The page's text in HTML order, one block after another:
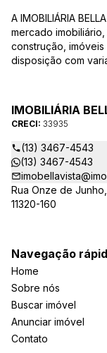
A IMOBILIÁRIA
mercado
construção,
disposição com
ao CRECI-EE –
todas as suas
salas comerciais e
IMOBILIÁRIA
CRECI: 33935
(13) 3467-4543
(13) 3467-4543
Rua Onze de
11320-160
Navegação
Home
Sobre nós
Buscar imóvel
Anunciar imóvel
Contato